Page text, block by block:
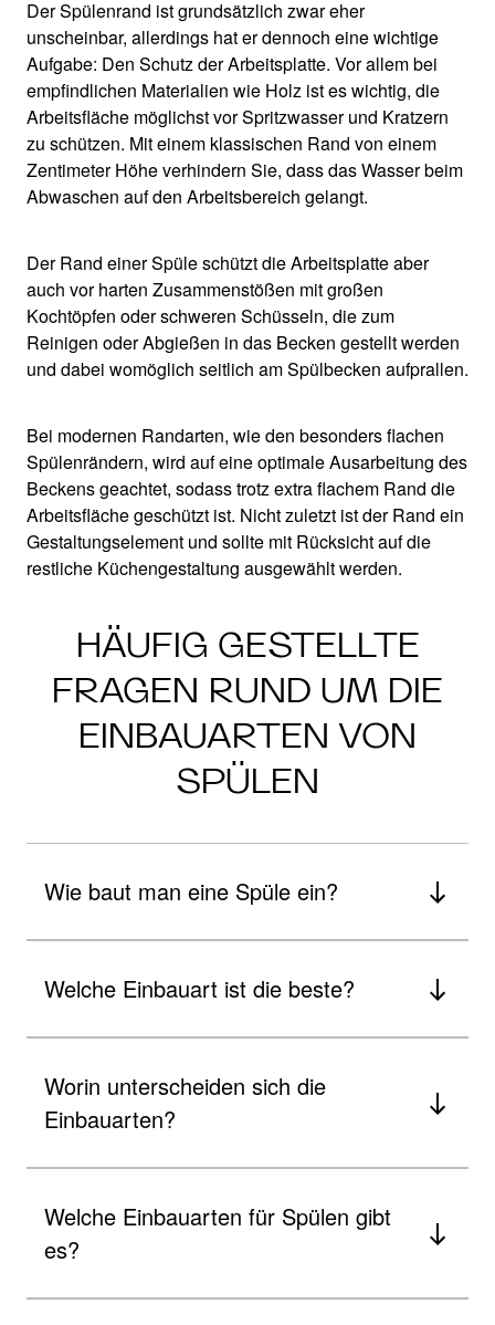
Der Spülenrand ist grundsätzlich zwar eher
unscheinbar, allerdings hat er dennoch eine wichtige
Aufgabe: Den Schutz der Arbeitsplatte. Vor allem bei
empfindlichen Materialien wie Holz ist es wichtig, die
Arbeitsfläche möglichst vor Spritzwasser und Kratzern
zu schützen. Mit einem klassischen Rand von einem
Zentimeter Höhe verhindern Sie, dass das Wasser beim
Abwaschen auf den Arbeitsbereich gelangt.
Der Rand einer Spüle schützt die Arbeitsplatte aber
auch vor harten Zusammenstößen mit großen
Kochtöpfen oder schweren Schüsseln, die zum
Reinigen oder Abgießen in das Becken gestellt werden
und dabei womöglich seitlich am Spülbecken aufprallen.
Bei modernen Randarten, wie den besonders flachen
Spülenrändern, wird auf eine optimale Ausarbeitung des
Beckens geachtet, sodass trotz extra flachem Rand die
Arbeitsfläche geschützt ist. Nicht zuletzt ist der Rand ein
Gestaltungselement und sollte mit Rücksicht auf die
restliche Küchengestaltung ausgewählt werden.
HÄUFIG GESTELLTE
FRAGEN RUND UM DIE
EINBAUARTEN VON
SPÜLEN
Wie baut man eine Spüle ein?
Welche Einbauart ist die beste?
Worin unterscheiden sich die
Einbauarten?
Welche Einbauarten für Spülen gibt
es?